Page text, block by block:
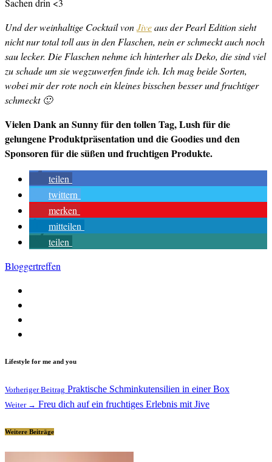
Sachen drin <3
Und der weinhaltige Cocktail vonJiveaus der Pearl Edition sieht
nicht nur total toll aus in den Flaschen, nein er schmeckt auch noch
sau lecker. Die Flaschen nehme ich hinterher als Deko, die sind viel
zu schade um sie wegzuwerfen finde ich. Ich mag beide Sorten,
wobei mir der rote noch ein kleines bisschen besser und fruchtiger
schmeckt 🙂
Vielen Dank an Sunny für den tollen Tag, Lush für die
gelungene Produktpräsentation und die Goodies und den
Sponsoren für die süßen und fruchtigen Produkte.
teilen
twittern
merken
mitteilen
teilen
Bloggertreffen
Lifestyle for me and you
Vorheriger Beitrag Praktische Schminkutensilien in einer Box
Weiter → Freu dich auf ein fruchtiges Erlebnis mit Jive
Weitere Beiträge